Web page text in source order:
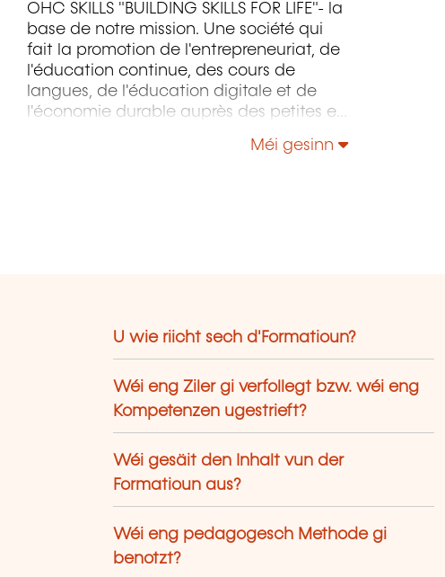
OHC SKILLS "BUILDING SKILLS FOR LIFE"- la
base de notre mission. Une société qui
fait la promotion de l'entrepreneuriat, de
l'éducation continue, des cours de
langues, de l'éducation digitale et de
l'économie durable auprès des petites et
Méi gesinn
U wie riicht sech d'Formatioun?
Wéi eng Ziler gi verfollegt bzw. wéi eng
Kompetenzen ugestrieft?
Wéi gesäit den Inhalt vun der
Formatioun aus?
Wéi eng pedagogesch Methode gi
benotzt?